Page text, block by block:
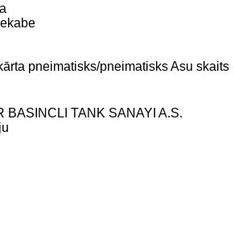
pneimatisks/pneimatisksAsu skaits
BASINCLI TANK SANAYI A.S.